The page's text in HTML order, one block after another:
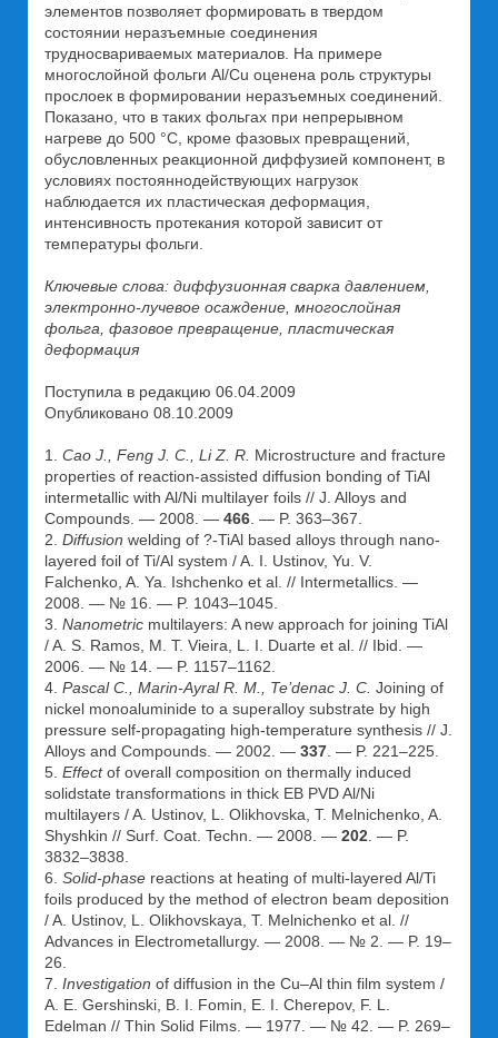
элементов позволяет формировать в твердом
состоянии неразъемные соединения
трудносвариваемых материалов. На примере
многослойной фольги Al/Cu оценена роль структуры
прослоек в формировании неразъемных соединений.
Показано, что в таких фольгах при непрерывном
нагреве до 500 °С, кроме фазовых превращений,
обусловленных реакционной диффузией компонент, в
условиях постояннодействующих нагрузок
наблюдается их пластическая деформация,
интенсивность протекания которой зависит от
температуры фольги.
Ключевые слова: диффузионная сварка давлением,
электронно-лучевое осаждение, многослойная
фольга, фазовое превращение, пластическая
деформация
Поступила в редакцию 06.04.2009
Опубликовано 08.10.2009
1. Cao J., Feng J. C., Li Z. R. Microstructure and fracture
properties of reaction-assisted diffusion bonding of TiAl
intermetallic with Al/Ni multilayer foils // J. Alloys and
Compounds. — 2008. — 466 . — P. 363–367.
2. Diffusion welding of ?-TiAl based alloys through nano-
layered foil of Ti/Al system / A. I. Ustinov, Yu. V.
Falchenko, A. Ya. Ishchenko et al. // Intermetallics. —
2008. — № 16. — P. 1043–1045.
3. Nanometric multilayers: A new approach for joining TiAl
/ A. S. Ramos, M. T. Vieira, L. I. Duarte et al. // Ibid. —
2006. — № 14. — P. 1157–1162.
4. Pascal C., Marin-Ayral R. M., Te’denac J. C. Joining of
nickel monoaluminide to a superalloy substrate by high
pressure self-propagating high-temperature synthesis // J.
Alloys and Compounds. — 2002. — 337 . — P. 221–225.
5. Effectof overall composition on thermally induced
solidstate transformations in thick EB PVD Al/Ni
multilayers / A. Ustinov, L. Olikhovska, T. Melnichenko, A.
Shyshkin // Surf. Coat. Techn. — 2008. — 202 . — P.
3832–3838.
6. Solid-phase reactions at heating of multi-layered Al/Ti
foils produced by the method of electron beam deposition
/ A. Ustinov, L. Olikhovskaya, T. Melnichenko et al. //
Advances in Electrometallurgy. — 2008. — № 2. — P. 19–
26.
7. Investigation of diffusion in the Cu–Al thin film system /
A. E. Gershinski, B. I. Fomin, E. I. Cherepov, F. L.
Edelman // Thin Solid Films. — 1977. — № 42. — P. 269–